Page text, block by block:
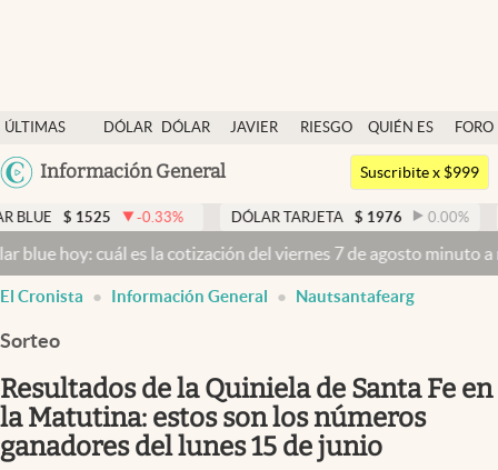
ÚLTIMAS
NOTICIAS
DÓLAR
DÓLAR
JAVIER
RIESGO
QUIÉN ES
QUIÉN
FORO
Argentina
México
Colombia
Información General
Dólar
Members
Economía y Política
Finanzas y Mercados
Mercados Online
Negocios
Columnistas
Otras secciones
Suscribite x $999
1525 -0.33% DÓLAR TARJETA $ 1976 0.00% DÓLAR
cuál es la cotización del viernes 7 de agosto minuto a minuto
El Cronista Información General Nautsantafearg
Sorteo
Resultados de la Quiniela de Santa Fe en
la Matutina: estos son los números
ganadores del lunes 15 de junio